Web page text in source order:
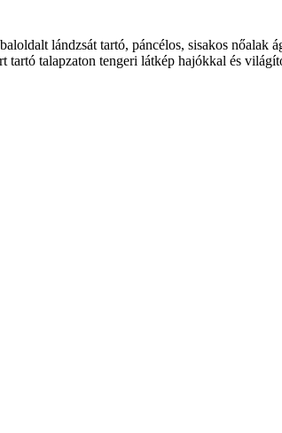
lándzsát tartó, páncélos, sisakos
talapzaton tengeri látkép hajókkal és